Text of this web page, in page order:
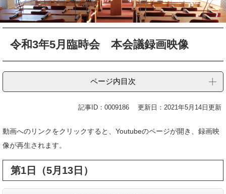
本
文
令和3年5月臨時会 本会議録画映像
ページ内目次
記事ID：0009186 更新日：2021年5月14日更新
動画へのリンクをクリックすると、Youtubeのページが開き、録画映
像が再生されます。
第1日（5月13日）